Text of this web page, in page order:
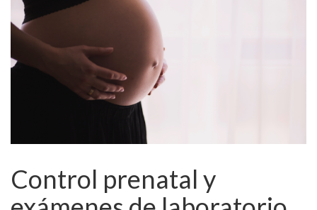
Control prenatal y